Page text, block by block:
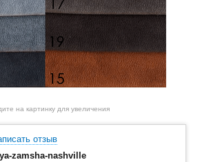
на картинку для увеличения
отзыв
zamsha-nashville